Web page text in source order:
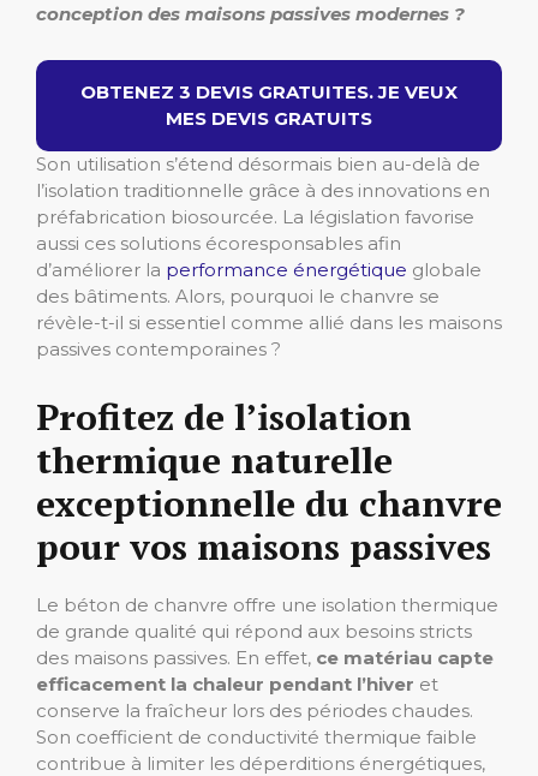
conception des maisons passives modernes ?
OBTENEZ 3 DEVIS GRATUITES. JE VEUX
MES DEVIS GRATUITS
Son utilisation s’étend désormais bien au-delà de
l’isolation traditionnelle grâce à des innovations en
préfabrication biosourcée. La législation favorise
aussi ces solutions écoresponsables afin
d’améliorer la performance énergétique globale
des bâtiments. Alors, pourquoi le chanvre se
révèle-t-il si essentiel comme allié dans les maisons
passives contemporaines ?
Profitez de l’isolation
thermique naturelle
exceptionnelle du chanvre
pour vos maisons passives
Le béton de chanvre offre une isolation thermique
de grande qualité qui répond aux besoins stricts
des maisons passives. En effet, ce matériau capte
efficacement la chaleur pendant l’hiver et
conserve la fraîcheur lors des périodes chaudes.
Son coefficient de conductivité thermique faible
contribue à limiter les déperditions énergétiques,